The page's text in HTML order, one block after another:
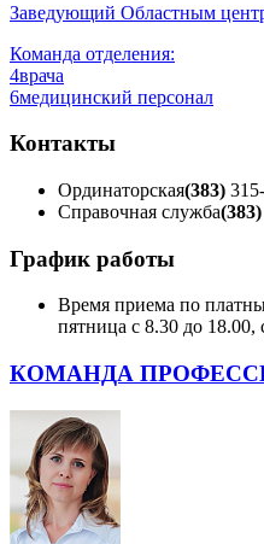
Заведующий Областным
Команда отделения:
4врача
6медицинский персонал
Контакты
Ординаторская(383)
Справочная служба(383)
График работы
Время приема по
пятница с 8.30 до 18.00,
КОМАНДА